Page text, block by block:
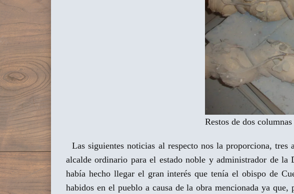
Restos de dos
Las siguientes noticias al respecto nos la proporciona,
alcalde ordinario para el estado noble y administrador de
había hecho llegar el gran interés que tenía el obispo de
habidos en el pueblo a causa de la obra mencionada ya